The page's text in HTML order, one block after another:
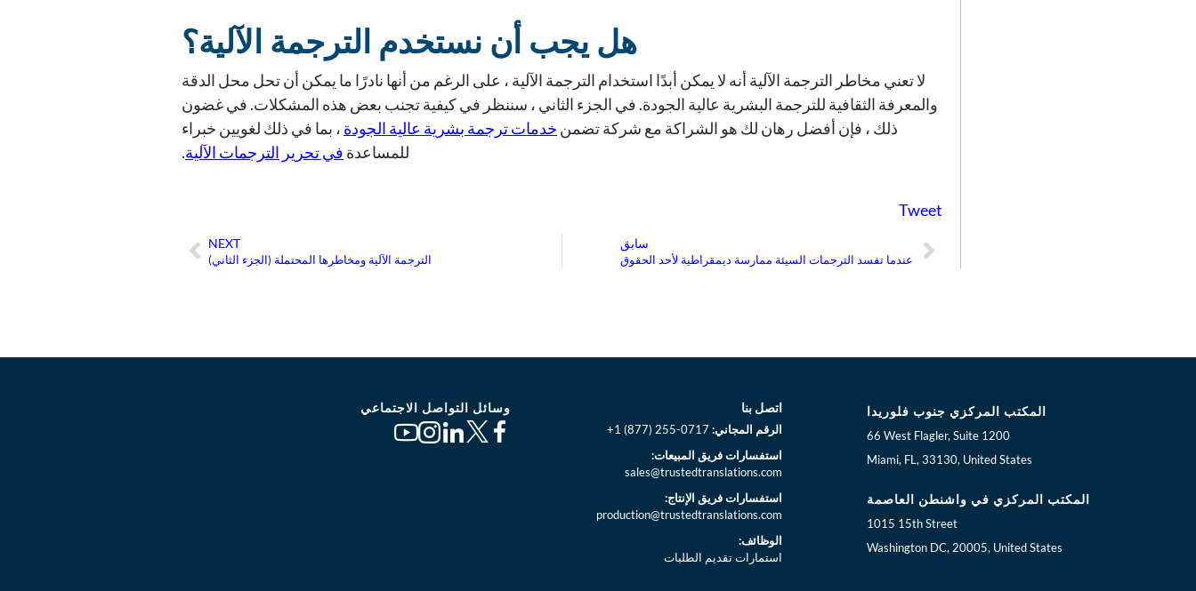
هل يجب أن نستخدم الترجمة الآلية؟
لا تعني مخاطر الترجمة الآلية أنه لا يمكن أبدًا استخدام الترجمة الآلية ، على الرغم من أنها نادرًا ما يمكن أن تحل محل الدقة
والمعرفة الثقافية للترجمة البشرية عالية الجودة. في الجزء الثاني ، سننظر في كيفية تجنب بعض هذه المشكلات. في غضون
ذلك ، فإن أفضل رهان لك هو الشراكة مع شركة تضمن خدمات ترجمة بشرية عالية الجودة ، بما في ذلك لغويين خبراء
للمساعدة في تحرير الترجمات الآلية.
Tweet
Prev سابق
عندما تفسد الترجمات السيئة ممارسة ديمقراطية لأحد الحقوق
NEXT
الترجمة الآلية ومخاطرها المحتملة (الجزء الثاني)Next
المكتب المركزي جنوب فلوريدا
66 West Flagler, Suite 1200
Miami, FL, 33130, United States
المكتب المركزي في واشنطن العاصمة
1015 15th Street
Washington DC, 20005, United States
اتصل بنا
الرقم المجاني: +1 (877) 255-0717
استفسارات فريق المبيعات:
sales@trustedtranslations.com
استفسارات فريق الإنتاج:
production@trustedtranslations.com
الوظائف:
استمارات تقديم الطلبات
وسائل التواصل الاجتماعي